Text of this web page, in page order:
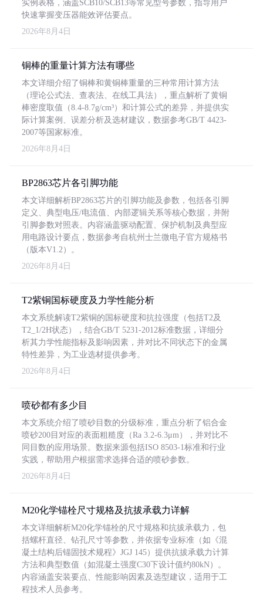
实例表格，涵盖SCB10/SCB13等常见型号参数，指导用户
快速掌握变压器能效评估要点。
2026年8月4日
铜棒的重量计算方法有哪些
本文详细介绍了铜棒和黄铜棒重量的三种常用计算方法
（理论公式法、查表法、在线工具法），重点解析了黄铜
棒密度取值（8.4-8.7g/cm³）和计算公式的差异，并提供实
际计算案例、误差分析及选材建议，数据参考GB/T 4423-
2007等国家标准。
2026年8月4日
BP2863芯片各引脚功能
本文详细解析BP2863芯片的引脚功能及参数，包括各引脚
定义、典型电压/电流值、内部逻辑关系等核心数据，并附
引脚参数对照表。内容涵盖驱动配置、保护机制及典型应
用电路设计要点，数据参考自杭州士兰微电子官方规格书
（版本V1.2）。
2026年8月4日
T2紫铜国标硬度及力学性能分析
本文系统解读T2紫铜的国标硬度和抗拉强度（包括T2及
T2_1/2H状态），结合GB/T 5231-2012标准数据，详细分
析其力学性能指标及影响因素，并对比不同状态下的金属
特性差异，为工业选材提供参考。
2026年8月4日
喷砂都有多少目
本文系统介绍了喷砂目数的分级标准，重点分析了铝合金
喷砂200目对应的表面粗糙度（Ra 3.2-6.3μm），并对比不
同目数的应用场景。数据来源包括ISO 8503-1标准和行业
实践，帮助用户根据需求选择合适的喷砂参数。
2026年8月4日
M20化学锚栓尺寸规格及抗拔承载力详解
本文详细解析M20化学锚栓的尺寸规格和抗拔承载力，包
括螺杆直径、钻孔尺寸等参数，并依据专业标准（如《混
凝土结构后锚固技术规程》JGJ 145）提供抗拔承载力计算
方法和典型数值（如混凝土强度C30下设计值约80kN）。
内容涵盖安装要点、性能影响因素及选型建议，适用于工
程技术人员参考。